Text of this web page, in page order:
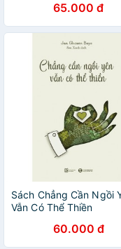
65.000 đ
Sách Chẳng Cần Ngồi
Vẫn Có Thể Thiền
60.000 đ